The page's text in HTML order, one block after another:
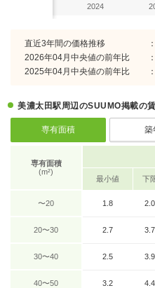
2024
直近3年間の価格推移 ：
2026年04月中央値の前年比
：
2025年04月中央値の前年比
：
美濃太田駅周辺のSUUMO掲載の
専有面積 築
専有面積
(m²)
最小値 下
〜20 1.8 2.0
20〜30 2.7 3.7
30〜40 2.5 3.9
40〜50 3.2 4.4